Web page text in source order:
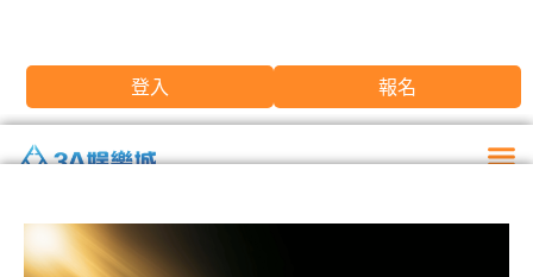
登入 報名